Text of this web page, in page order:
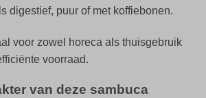
digestief, puur of met koffiebonen.
voor zowel horeca als thuisgebruik
voorraad.
van deze sambuca